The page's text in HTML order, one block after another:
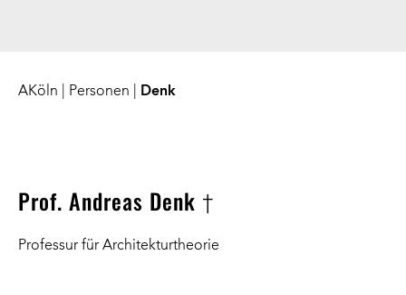
AKöln Personen Denk
Prof. Andreas Denk †
Professur für Architekturtheorie